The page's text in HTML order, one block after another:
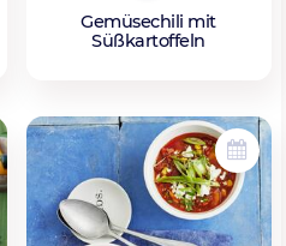
Gemüsechili mit
Süßkartoffeln